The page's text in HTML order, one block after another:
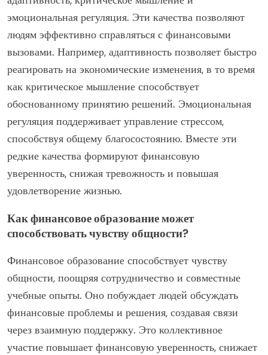
эмоциональная регуляция. Эти качества позволяют
людям эффективно справляться с финансовыми
вызовами. Например, адаптивность позволяет быстро
реагировать на экономические изменения, в то время
как критическое мышление способствует
обоснованному принятию решений. Эмоциональная
регуляция поддерживает управление стрессом,
способствуя общему благосостоянию. Вместе эти
редкие качества формируют финансовую
уверенность, снижая тревожность и повышая
удовлетворение жизнью.
Как финансовое образование может
способствовать чувству общности?
Финансовое образование способствует чувству
общности, поощряя сотрудничество и совместные
учебные опыты. Оно побуждает людей обсуждать
финансовые проблемы и решения, создавая связи
через взаимную поддержку. Это коллективное
участие повышает финансовую уверенность, снижает